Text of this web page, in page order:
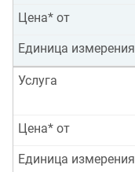
Цена* от
Единица измерения
Услуга
Цена* от
Единица измерения